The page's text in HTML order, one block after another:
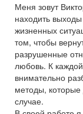
Меня зовут
находить
жизненных
том, чтобы
разрушенные
любовь. К
внимательно
методы,
случае.